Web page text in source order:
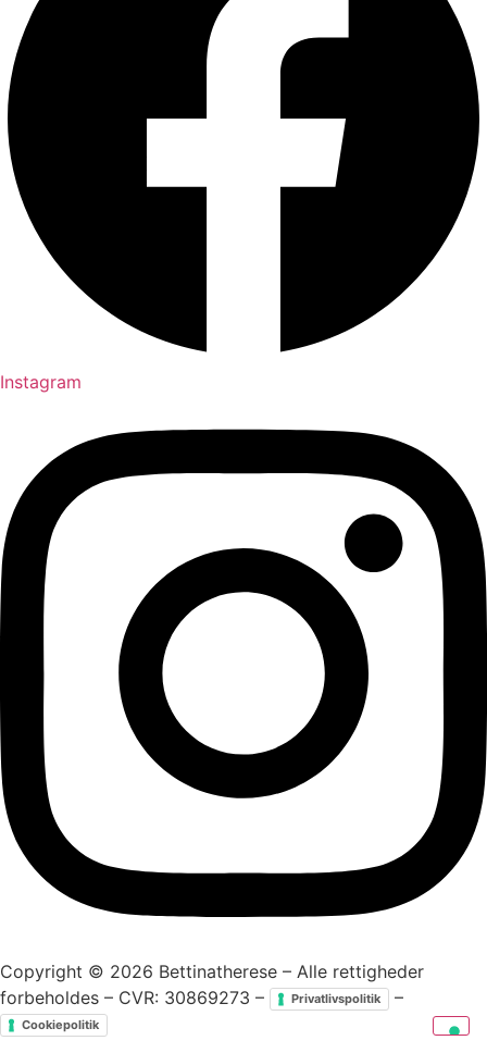
Instagram
Copyright © 2026 Bettinatherese – Alle rettigheder
forbeholdes – CVR: 30869273 –
Privatlivspolitik –
Cookiepolitik